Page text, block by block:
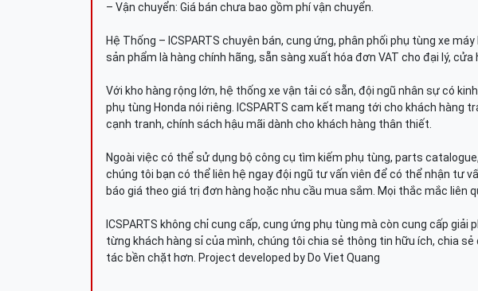
– Vận chuyển: Giá bán chưa bao gồm phí vận chuyển.
Hệ Thống – ICSPARTS chuyên bán, cung ứng, phân phối phụ tùng xe
sản phẩm là hàng chính hãng, sẵn sàng xuất hóa đơn VAT cho đại lý, cửa
Với kho hàng rộng lớn, hệ thống xe vận tải có sẵn, đội ngũ nhân sự có
phụ tùng Honda nói riêng. ICSPARTS cam kết mang tới cho khách hàng
cạnh tranh, chính sách hậu mãi dành cho khách hàng thân thiết.
Ngoài việc có thể sử dụng bộ công cụ tìm kiếm phụ tùng, parts
chúng tôi bạn có thể liên hệ ngay đội ngũ tư vấn viên để có thể nhận tư
báo giá theo giá trị đơn hàng hoặc nhu cầu mua sắm. Mọi thắc mắc liên
ICSPARTS không chỉ cung cấp, cung ứng phụ tùng mà còn cung cấp
từng khách hàng sỉ của mình, chúng tôi chia sẻ thông tin hữu ích, chia
tác bền chặt hơn. Project developed by Do Viet Quang